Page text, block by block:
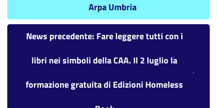
Arpa Umbria
News precedente: Fare leggere tutti con i
libri nei simboli della CAA. Il 2 luglio la
formazione gratuita di Edizioni Homeless